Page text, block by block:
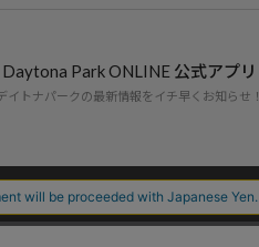
Daytona Park ONLINE 公式アプリ
イトナパークの最新情報をイチ早くお知らせ！